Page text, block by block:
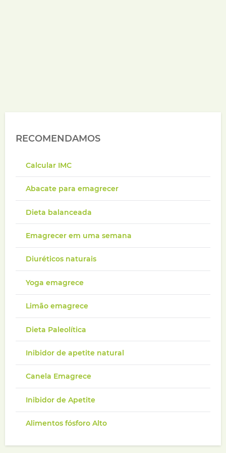
RECOMENDAMOS
Calcular IMC
Abacate para emagrecer
Dieta balanceada
Emagrecer em uma semana
Diuréticos naturais
Yoga emagrece
Limão emagrece
Dieta Paleolítica
Inibidor de apetite natural
Canela Emagrece
Inibidor de Apetite
Alimentos fósforo Alto